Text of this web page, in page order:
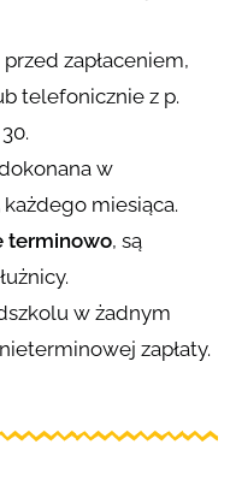
zapłaceniem,
telefonicznie z p.
w
miesiąca.
terminowo, są
w żadnym
zapłaty.